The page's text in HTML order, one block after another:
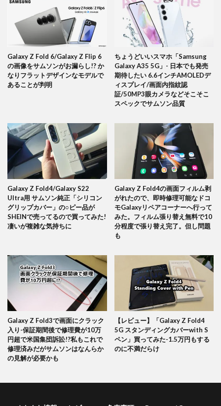
Galaxy Z Fold 6/Galaxy Z Flip 6
の画像をサムソンがお漏らし!? か
なりフラットデザインなモデルで
あることが判明
ちょうどいいスマホ「Samsung
Galaxy A35 5G」- 日本でも発売
期待したい 6.6インチAMOLEDデ
ィスプレイ/画面内指紋認
証/50MP3眼カメラなどそこそこ
スペックでサムソン品質
Galaxy Z Fold4/Galaxy S22
Ultra用 サムソン純正「シリコン
グリップカバー」の○ピー品が
SHEINで売ってるので買ってみた!
凄いが複雑な気持ちに
Galaxy Z Fold4の画面フィルム剥
がれたので、即時修理可能なドコ
モGalaxyリペアコーナーへ行って
みた。フィルム張り替え無料で10
分程度で張り替え完了。但し問題
も
Galaxy Z Fold3で画面にクラック
入り-保証期間後で修理費が10万
円超で米国集団訴訟!?私もこれで
修理済みだがサムソンはなんらか
の見解が必要かも
【レビュー】「Galaxy Z Fold4
5G スタンディングカバーwith S
ペン」買ってみた-1.5万円もする
のに不満だらけ